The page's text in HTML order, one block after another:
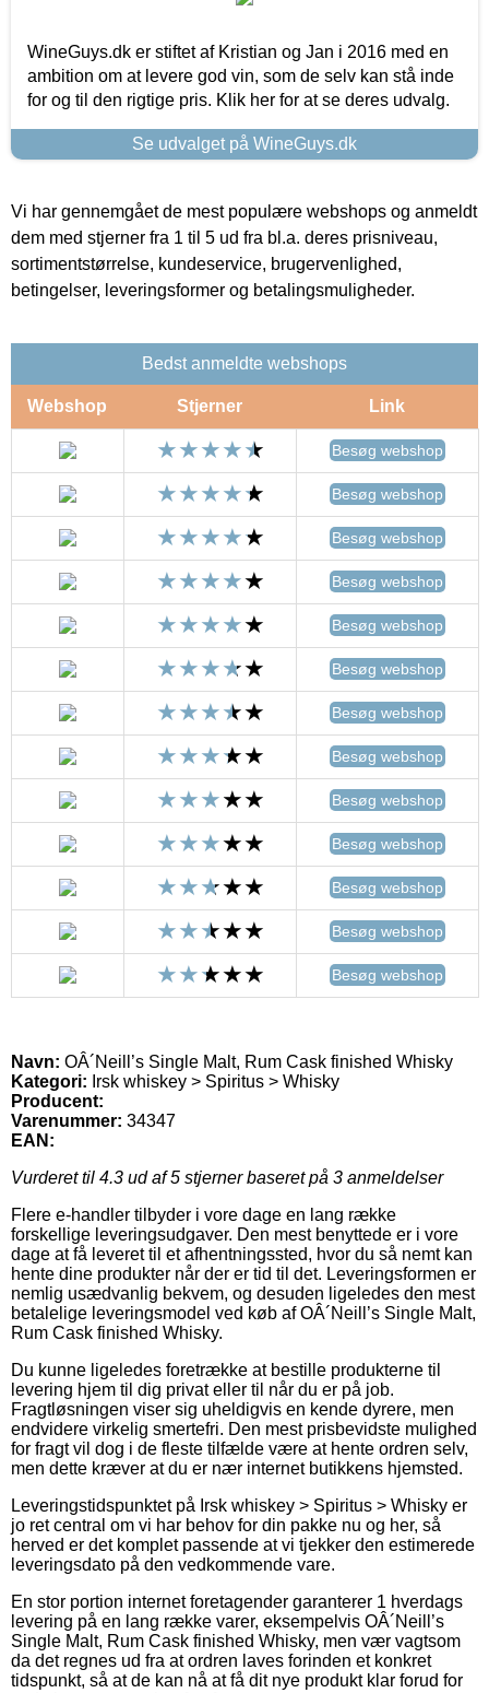
WineGuys.dk er stiftet af Kristian og Jan i 2016 med en
ambition om at levere god vin, som de selv kan stå inde
for og til den rigtige pris. Klik her for at se deres udvalg.
Se udvalget på WineGuys.dk
Vi har gennemgået de mest populære webshops og anmeldt
dem med stjerner fra 1 til 5 ud fra bl.a. deres prisniveau,
sortimentstørrelse, kundeservice, brugervenlighed,
betingelser, leveringsformer og betalingsmuligheder.
Bedst anmeldte webshops
Webshop Stjerner Link
Besøg webshop
Besøg webshop
Besøg webshop
Besøg webshop
Besøg webshop
Besøg webshop
Besøg webshop
Besøg webshop
Besøg webshop
Besøg webshop
Besøg webshop
Besøg webshop
Besøg webshop
Navn: OÂ´Neill’s Single Malt, Rum Cask finished Whisky
Kategori: Irsk whiskey > Spiritus > Whisky
Producent:
Varenummer: 34347
EAN:
Vurderet til 4.3 ud af 5 stjerner baseret på 3 anmeldelser
Flere e-handler tilbyder i vore dage en lang række
forskellige leveringsudgaver. Den mest benyttede er i vore
dage at få leveret til et afhentningssted, hvor du så nemt kan
hente dine produkter når der er tid til det. Leveringsformen er
nemlig usædvanlig bekvem, og desuden ligeledes den mest
betalelige leveringsmodel ved køb af OÂ´Neill’s Single Malt,
Rum Cask finished Whisky.
Du kunne ligeledes foretrække at bestille produkterne til
levering hjem til dig privat eller til når du er på job.
Fragtløsningen viser sig uheldigvis en kende dyrere, men
endvidere virkelig smertefri. Den mest prisbevidste mulighed
for fragt vil dog i de fleste tilfælde være at hente ordren selv,
men dette kræver at du er nær internet butikkens hjemsted.
Leveringstidspunktet på Irsk whiskey > Spiritus > Whisky er
jo ret central om vi har behov for din pakke nu og her, så
herved er det komplet passende at vi tjekker den estimerede
leveringsdato på den vedkommende vare.
En stor portion internet foretagender garanterer 1 hverdags
levering på en lang række varer, eksempelvis OÂ´Neill’s
Single Malt, Rum Cask finished Whisky, men vær vagtsom
da det regnes ud fra at ordren laves forinden et konkret
tidspunkt, så at de kan nå at få dit nye produkt klar forud for